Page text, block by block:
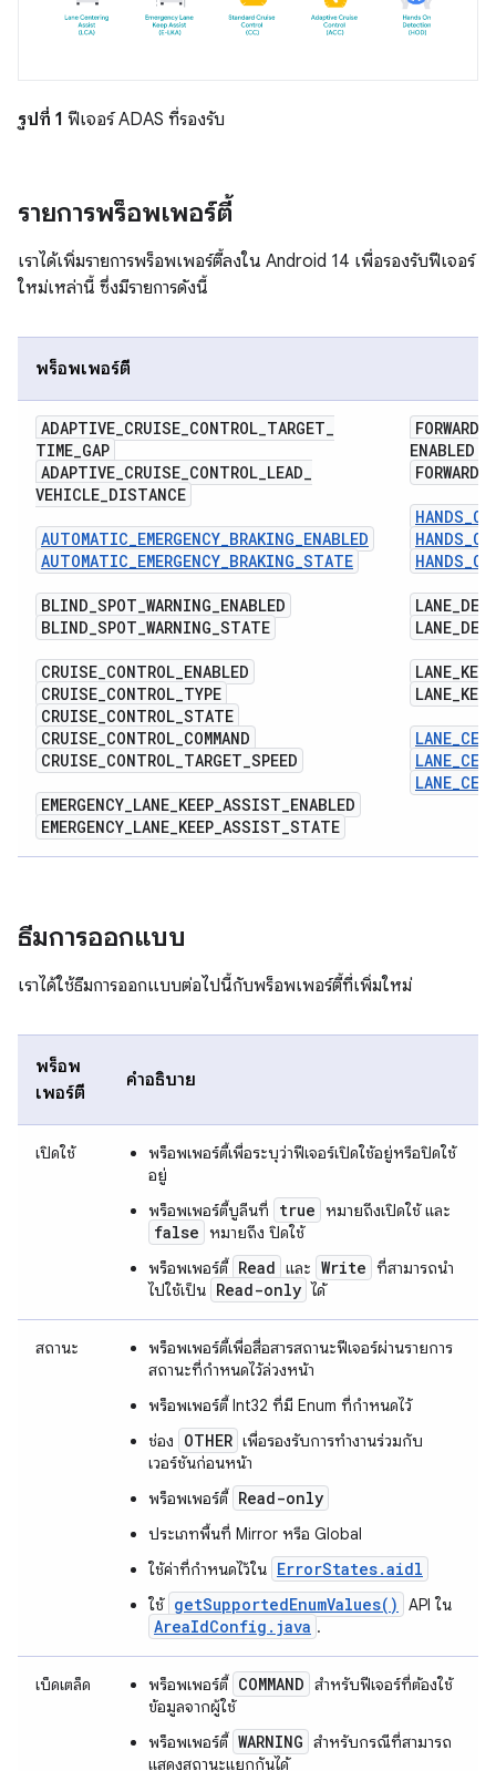
รูปที่ 1 ฟีเจอร์ ADAS ที่รองรับ
รายการพร็อพเพอร์ตี้
เราได้เพิ่มรายการพร็อพเพอร์ตี้ลงใน Android 14 เพื่อรองรับฟีเจอร์
ใหม่เหล่านี้ ซึ่งมีรายการดังนี้
พร็อพเพอร์ตี้
ADAPTIVE CRUISE CONTROL TARGET
TIME GAP
ADAPTIVE CRUISE CONTROL LEAD
VEHICLE DISTANCE
AUTOMATIC_EMERGENCY_BRAKING_ENABLED
AUTOMATIC_EMERGENCY_BRAKING_STATE
BLIND SPOT WARNING ENABLED
BLIND SPOT WARNING STATE
CRUISE CONTROL ENABLED
CRUISE CONTROL TYPE
CRUISE CONTROL STATE
CRUISE CONTROL COMMAND
CRUISE CONTROL TARGET SPEED
EMERGENCY LANE KEEP ASSIST ENABLED
EMERGENCY LANE KEEP ASSIST STATE
FORWARD
ENABLED
FORWARD
LANE
LANE
LANE KEEP
LANE KEEP
ธีมการออกแบบ
เราได้ใช้ธีมการออกแบบต่อไปนี้กับพร็อพเพอร์ตี้ที่เพิ่มใหม่
พร็อพ
เพอร์ตี้
คำอธิบาย
เปิดใช้
พร็อพเพอร์ตี้เพื่อระบุว่าฟีเจอร์เปิดใช้อยู่หรือปิดใช้
อยู่
พร็อพเพอร์ตี้บูลีนที่
true หมายถึงเปิดใช้ และ
false หมายถึง ปิดใช้
พร็อพเพอร์ตี้ Read และ Write ที่สามารถนำ
ไปใช้เป็น Read-only ได้
สถานะ
พร็อพเพอร์ตี้เพื่อสื่อสารสถานะฟีเจอร์ผ่านรายการ
สถานะที่กำหนดไว้ล่วงหน้า
พร็อพเพอร์ตี้ Int32 ที่มี Enum ที่กำหนดไว้
ช่อง
OTHER เพื่อรองรับการทำงานร่วมกับ
เวอร์ชันก่อนหน้า
พร็อพเพอร์ตี้ Read-only
ประเภทพื้นที่ Mirror หรือ Global
ใช้ค่าที่กำหนดไว้ใน ErrorStates.aidl
ใช้ getSupportedEnumValues() API ใน
AreaIdConfig.java .
เบ็ดเตล็ด พร็อพเพอร์ตี้ COMMAND สำหรับฟีเจอร์ที่ต้องใช้
ข้อมูลจากผู้ใช้
พร็อพเพอร์ตี้ WARNING สำหรับกรณีที่สามารถ
แสดงสถานะแยกกันได้